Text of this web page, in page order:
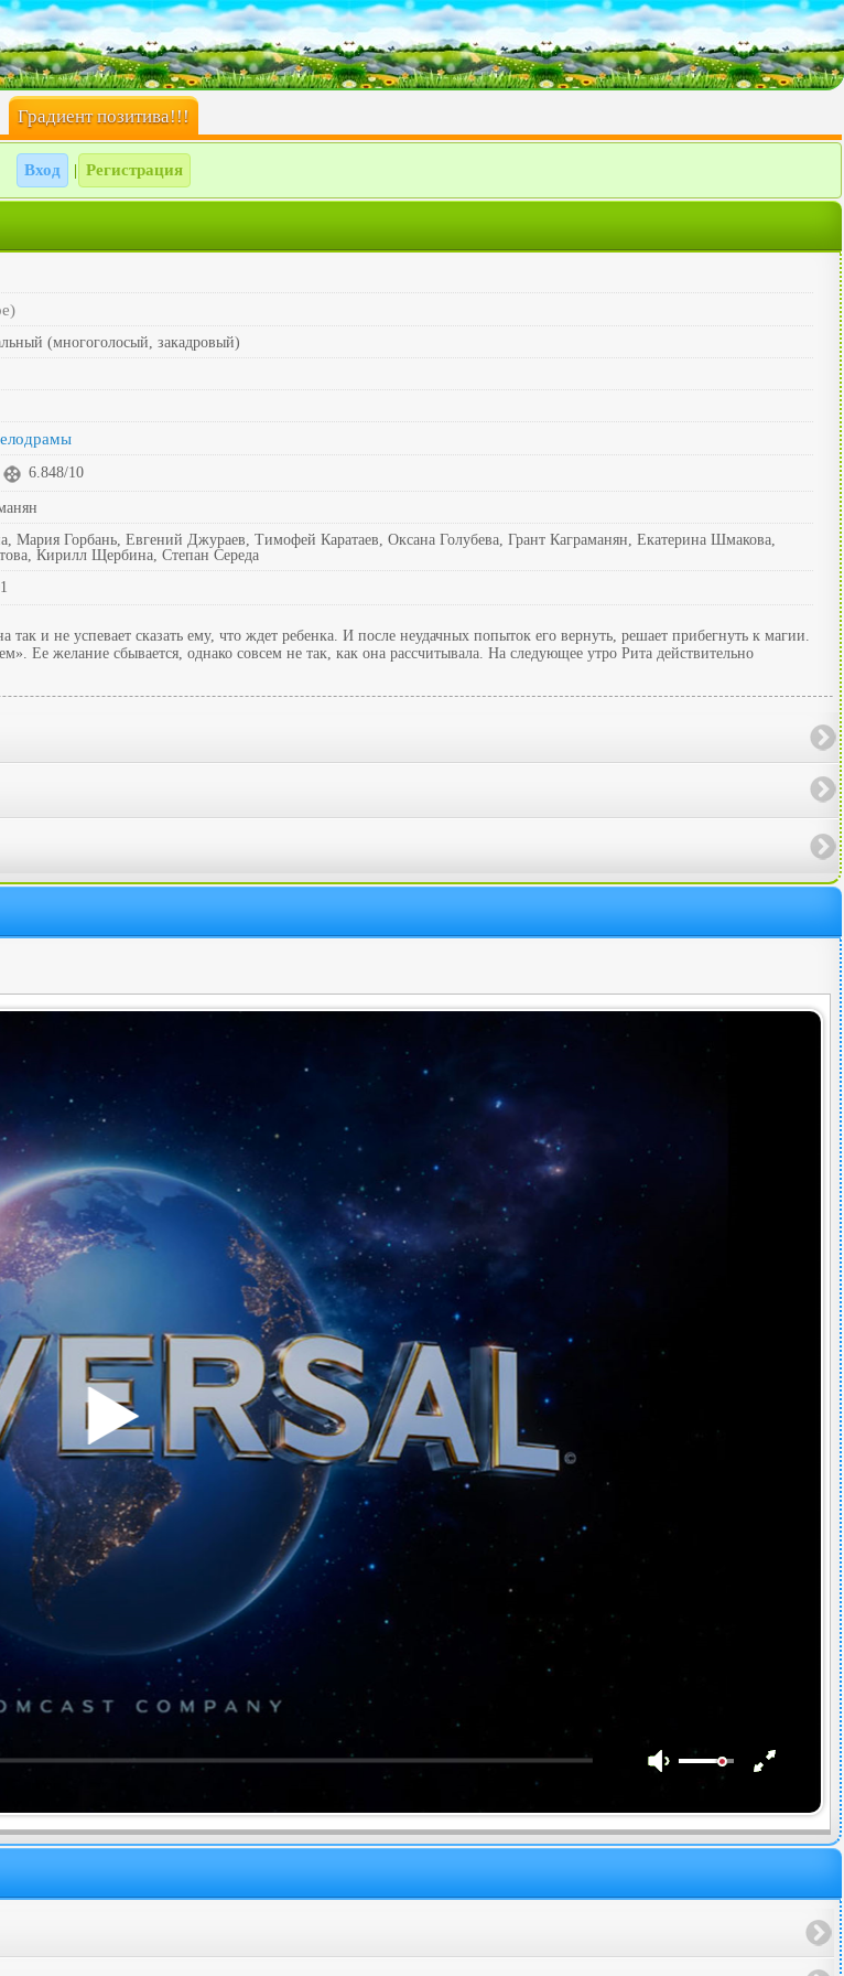
Градиент позитива!!!
Вход Регистрация
(многоголосый, закадровый)
6.848/10
Мария Горбань, Евгений Джураев, Тимофей Каратаев, Оксана Голубева, Грант Каграманян, Екатерина Шмакова,
Кирилл Щербина, Степан Середа
и не успевает сказать ему, что ждет ребенка. И после неудачных попыток его вернуть, решает прибегнуть к магии.
Ее желание сбывается, однако совсем не так, как она рассчитывала. На следующее утро Рита действительно